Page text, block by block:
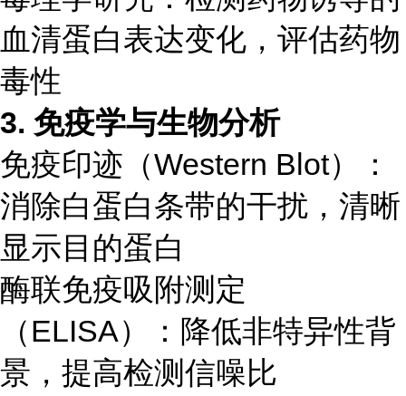
血清蛋白表达变化，评估药物
毒性
3. 免疫学与生物分析
免疫印迹（Western Blot）：
消除白蛋白条带的干扰，清晰
显示目的蛋白
酶联免疫吸附测定
（ELISA）：降低非特异性背
景，提高检测信噪比